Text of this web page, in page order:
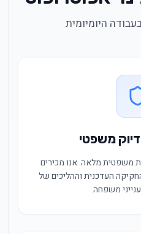
היומיומית
משפטי
משפטית מלאה. אנו מכירים
העדכנית וההליכים של
משפחה.